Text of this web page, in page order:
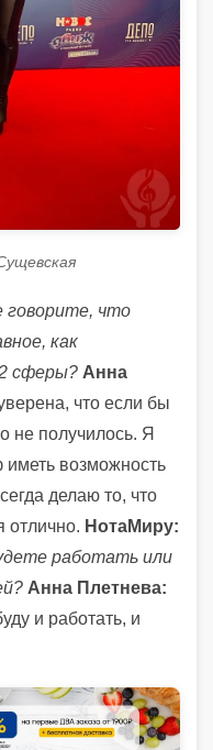
говорите, что
как
сферы? Анна
что если бы
не получилось. Я
возможность
делаю то, что
отлично. НотаМиру:
работать или
Анна Плетнева:
и работать, и